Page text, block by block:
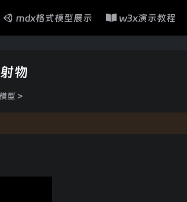
mdx格式模型展示 w3x演示教程
物
型 >